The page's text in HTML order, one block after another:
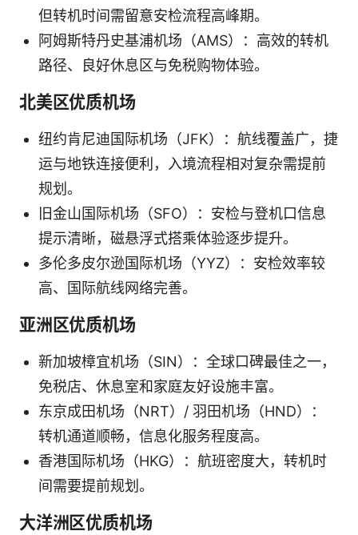
但转机时间需留意安检流程高峰期。
阿姆斯特丹史基浦机场（AMS）：高效的转机
路径、良好休息区与免税购物体验。
北美区优质机场
纽约肯尼迪国际机场（JFK）：航线覆盖广，捷
运与地铁连接便利，入境流程相对复杂需提前
规划。
旧金山国际机场（SFO）：安检与登机口信息
提示清晰，磁悬浮式搭乘体验逐步提升。
多伦多皮尔逊国际机场（YYZ）：安检效率较
高、国际航线网络完善。
亚洲区优质机场
新加坡樟宜机场（SIN）：全球口碑最佳之一，
免税店、休息室和家庭友好设施丰富。
东京成田机场（NRT）/ 羽田机场（HND）：
转机通道顺畅，信息化服务程度高。
香港国际机场（HKG）：航班密度大，转机时
间需要提前规划。
大洋洲区优质机场